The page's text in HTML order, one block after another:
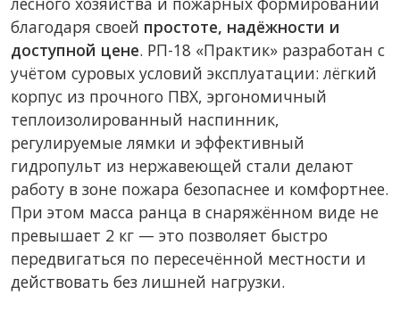
благодаря своей простоте, надёжности и
доступной цене. РП-18 «Практик» разработан с
учётом суровых условий эксплуатации: лёгкий
корпус из прочного ПВХ, эргономичный
теплоизолированный наспинник,
регулируемые лямки и эффективный
гидропульт из нержавеющей стали делают
работу в зоне пожара безопаснее и комфортнее.
При этом масса ранца в снаряжённом виде не
превышает 2 кг — это позволяет быстро
передвигаться по пересечённой местности и
действовать без лишней нагрузки.